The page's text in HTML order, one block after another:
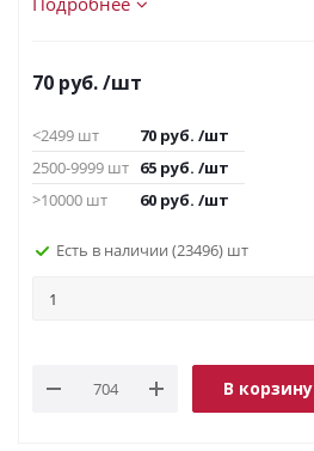
70 руб./шт
<2499 шт 70 руб. /шт
2500-9999 шт 65 руб. /шт
>10000 шт
60 руб. /шт
Есть в наличии (23496)
В корзину